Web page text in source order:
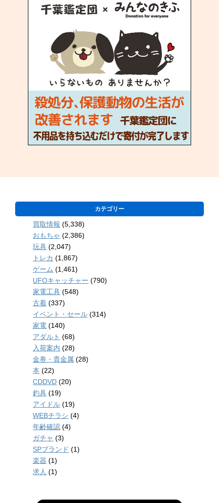
カテゴリー
買取情報 (5,338)
おもちゃ (2,386)
玩具 (2,047)
トレカ (1,867)
ゲーム (1,461)
UFOキャッチャー (790)
家電工具 (548)
古着 (337)
イベント・セール (314)
家電 (140)
アダルト (68)
入荷案内 (28)
金券・貴金属 (28)
本 (22)
CDDVD (20)
釣具 (19)
アイドル (19)
WEBチラシ (4)
年齢確認 (4)
ガチャ (3)
SPブランド (1)
楽器 (1)
求人 (1)